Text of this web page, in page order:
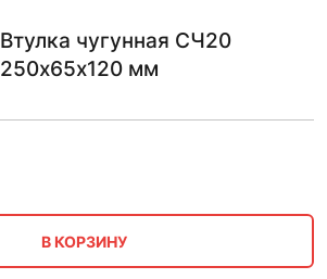
Втулка чугунная СЧ20
250х65х120 мм
В КОРЗИНУ